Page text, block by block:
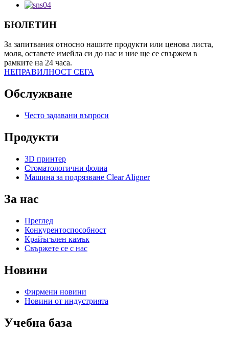
БЮЛЕТИН
За запитвания относно нашите продукти или ценова листа,
моля, оставете имейла си до нас и ние ще се свържем в
рамките на 24 часа.
НЕПРАВИЛНОСТ СЕГА
Обслужване
Често задавани въпроси
Продукти
3D принтер
Стоматологични фолиа
Машина за подрязване Clear Aligner
За нас
Преглед
Конкурентоспособност
Крайъгълен камък
Свържете се с нас
Новини
Фирмени новини
Новини от индустрията
Учебна база